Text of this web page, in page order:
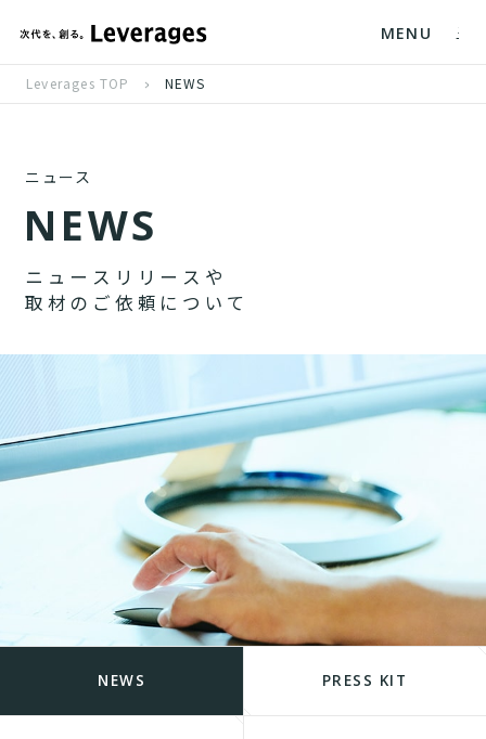
MENU
Leverages TOP NEWS
ニュース
NEWS
ニ ュ ー ス リ リ ー ス や
取 材 の ご 依 頼 に つ い て
NEWS PRESS KIT